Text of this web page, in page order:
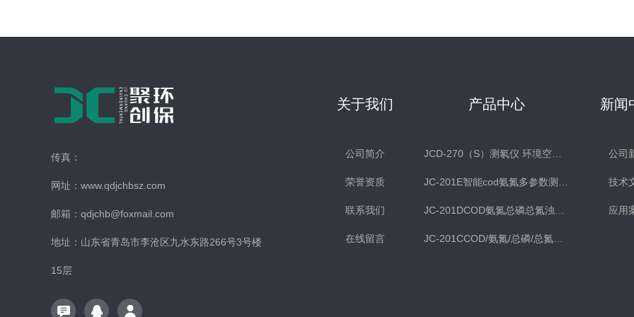
传真：
网址：www.qdjchbsz.com
邮箱：qdjchb@foxmail.com
地址：山东省青岛市李沧区九水东路266号3号楼
15层
关于我们
公司简介
荣誉资质
联系我们
在线留言
产品中心 新闻
公司
技术
应用